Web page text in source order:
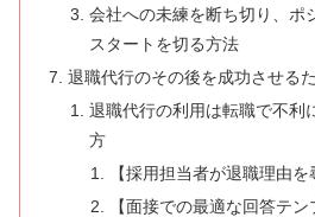
会社への未練を断ち切り、ポ
スタートを切る方法
退職代行のその後を成功させる
退職代行の利用は転職で不利
方
【採用担当者が退職理由を
【面接での最適な回答テ